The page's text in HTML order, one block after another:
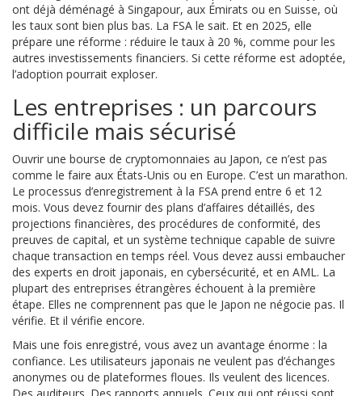
ont déjà déménagé à Singapour, aux Émirats ou en Suisse, où
les taux sont bien plus bas. La FSA le sait. Et en 2025, elle
prépare une réforme : réduire le taux à 20 %, comme pour les
autres investissements financiers. Si cette réforme est adoptée,
l’adoption pourrait exploser.
Les entreprises : un parcours
difficile mais sécurisé
Ouvrir une bourse de cryptomonnaies au Japon, ce n’est pas
comme le faire aux États-Unis ou en Europe. C’est un marathon.
Le processus d’enregistrement à la FSA prend entre 6 et 12
mois. Vous devez fournir des plans d’affaires détaillés, des
projections financières, des procédures de conformité, des
preuves de capital, et un système technique capable de suivre
chaque transaction en temps réel. Vous devez aussi embaucher
des experts en droit japonais, en cybersécurité, et en AML. La
plupart des entreprises étrangères échouent à la première
étape. Elles ne comprennent pas que le Japon ne négocie pas. Il
vérifie. Et il vérifie encore.
Mais une fois enregistré, vous avez un avantage énorme : la
confiance. Les utilisateurs japonais ne veulent pas d’échanges
anonymes ou de plateformes floues. Ils veulent des licences.